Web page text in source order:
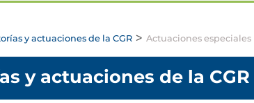
y actuaciones de la CGR > Actuaciones especiales
y actuaciones de la